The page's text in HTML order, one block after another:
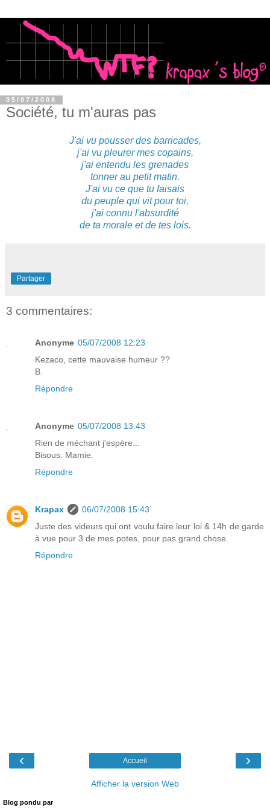
05/07/2008
Société, tu m'auras pas
J'ai vu pousser des barricades,
j'ai vu pleurer mes copains,
j'ai entendu les grenades
tonner au petit matin.
J'ai vu ce que tu faisais
du peuple qui vit pour toi,
j'ai connu l'absurdité
de ta morale et de tes lois.
Partager
3 commentaires:
Anonyme 05/07/2008 12:23
Kezaco, cette mauvaise humeur ??
B.
Répondre
Anonyme 05/07/2008 13:43
Rien de méchant j'espère...
Bisous. Mamie.
Répondre
Krapax
06/07/2008 15:43
Juste des videurs qui ont voulu faire leur loi & 14h de garde
à vue pour 3 de mes potes, pour pas grand chose.
Répondre
‹ ›
Accueil
Afficher la version Web
Blog pondu par